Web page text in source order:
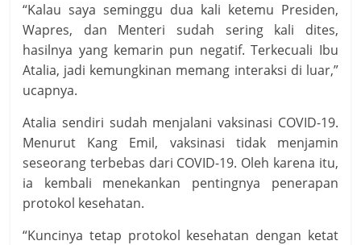
“Kalau saya seminggu dua kali ketemu Presiden,
Wapres, dan Menteri sudah sering kali dites,
hasilnya yang kemarin pun negatif. Terkecuali Ibu
Atalia, jadi kemungkinan memang interaksi di luar,”
ucapnya.
Atalia sendiri sudah menjalani vaksinasi COVID-19.
Menurut Kang Emil, vaksinasi tidak menjamin
seseorang terbebas dari COVID-19. Oleh karena itu,
ia kembali menekankan pentingnya penerapan
protokol kesehatan.
“Kuncinya tetap protokol kesehatan dengan ketat